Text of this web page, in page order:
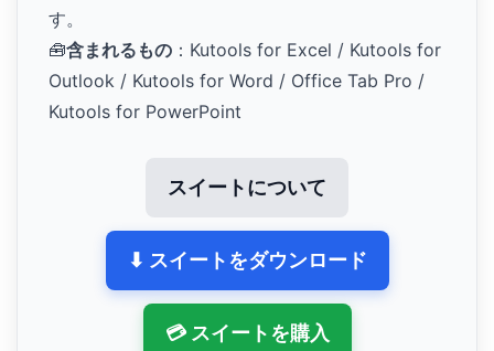
す。
🧰含まれるもの ：Kutools for Excel / Kutools for
Outlook / Kutools for Word / Office Tab Pro /
Kutools for PowerPoint
スイートについて
⬇ スイートをダウンロード
💳 スイートを購入